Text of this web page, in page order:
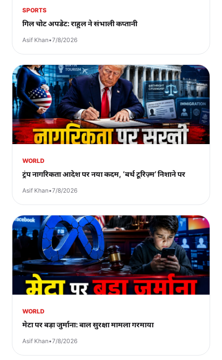
SPORTS
गिल चोट अपडेट: राहुल ने संभाली कप्तानी
Asif Khan•7/8/2026
WORLD
ट्रंप नागरिकता आदेश पर नया कदम, ‘बर्थ टूरिज़्म’ निशाने पर
Asif Khan•7/8/2026
WORLD
मेटा पर बड़ा जुर्माना: बाल सुरक्षा मामला गरमाया
Asif Khan•7/8/2026